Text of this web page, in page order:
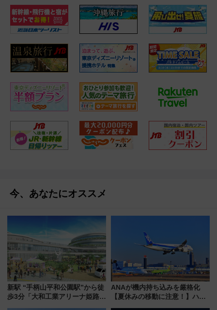
今、あなたにオススメ
新駅 “手柄山平和公園駅”から徒
歩3分「大和工業アリーナ姫路」
ANAが機内持ち込みを厳格化
【夏休みの移動に注意！】ハン